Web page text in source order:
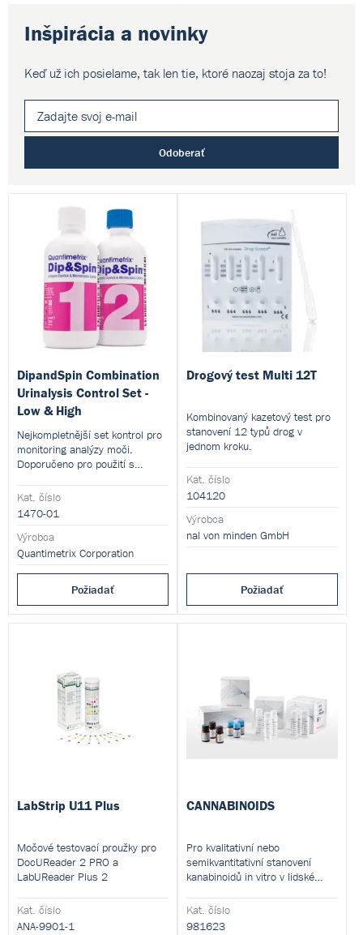
Inšpirácia a novinky
Keď už ich posielame, tak len tie, ktoré naozaj stoja za to!
Odoberať
DipandSpin Combination
Urinalysis Control Set -
Low & High
Nejkompletnější set kontrol pro
monitoring analýzy moči.
Doporučeno pro použití s
77.
Kat. číslo
1470-01
Výrobca
Quantimetrix Corporation
Požiadať
Drogový test Multi 12T
Kombinovaný kazetový test pro
stanovení 12 typů drog v
jednom kroku.
Kat. číslo
104120
Výrobca
nal von minden GmbH
Požiadať
LabStrip U11 Plus
Močové testovací proužky pro
DocUReader 2 PRO a
LabUReader Plus 2
Kat. číslo
ANA-9901-1
CANNABINOIDS
Pro kvalitativní nebo
semikvantitativní stanovení
kanabinoidů in vitro v lidské
Kat. číslo
981623